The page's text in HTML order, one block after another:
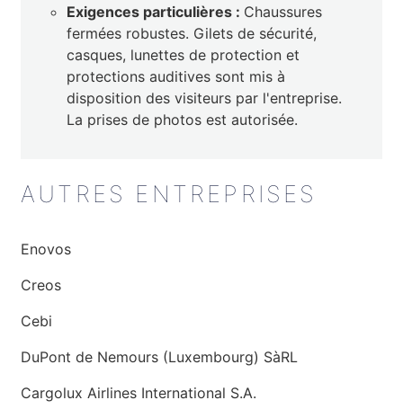
Exigences particulières : Chaussures
fermées robustes. Gilets de sécurité,
casques, lunettes de protection et
protections auditives sont mis à
disposition des visiteurs par l'entreprise.
La prises de photos est autorisée.
AUTRES ENTREPRISES
Enovos
Creos
Cebi
DuPont de Nemours (Luxembourg) SàRL
Cargolux Airlines International S.A.